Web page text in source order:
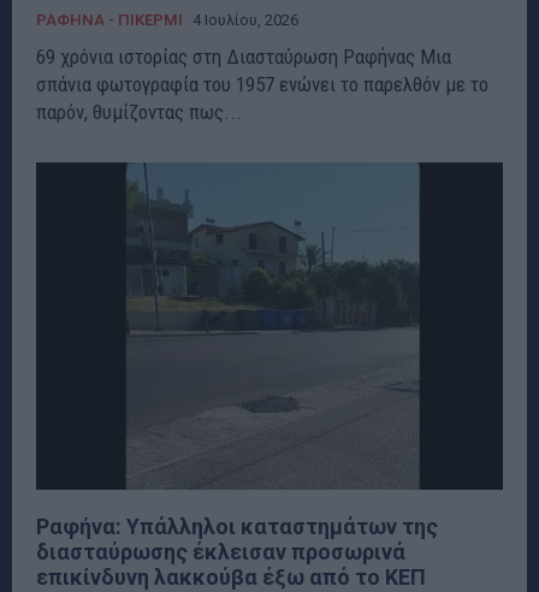
ΡΑΦΗΝΑ - ΠΙΚΕΡΜΙ 4 Ιουλίου, 2026
69 χρόνια ιστορίας στη Διασταύρωση Ραφήνας Μια
σπάνια φωτογραφία του 1957 ενώνει το παρελθόν με το
παρόν, θυμίζοντας πως...
Ραφήνα: Υπάλληλοι καταστημάτων της
διασταύρωσης έκλεισαν προσωρινά
επικίνδυνη λακκούβα έξω από το ΚΕΠ